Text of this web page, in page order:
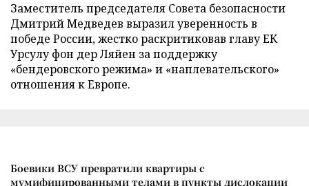
Заместитель председателя Совета безопасности
Дмитрий Медведев выразил уверенность в
победе России, жестко раскритиковав главу ЕК
Урсулу фон дер Ляйен за поддержку
«бендеровского режима» и «наплевательского»
отношения к Европе.
Боевики ВСУ превратили квартиры с
мумифицированными телами в пункты дислокации